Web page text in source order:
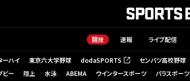
競技 速報 ライブ配信
ーハイ 東京六大学野球 dodaSPORTS
（新しいタブで開く） センバツ高校野球
ビー 陸上 水泳 ABEMA ウインタースポーツ パラスポーツ